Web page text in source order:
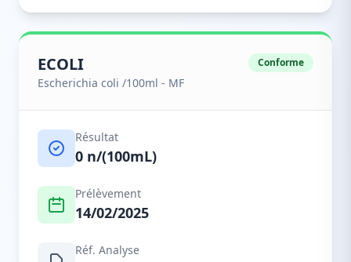
ECOLI
Escherichia coli /100ml - MF
Conforme
Résultat
0 n/(100mL)
Prélèvement
14/02/2025
Réf. Analyse